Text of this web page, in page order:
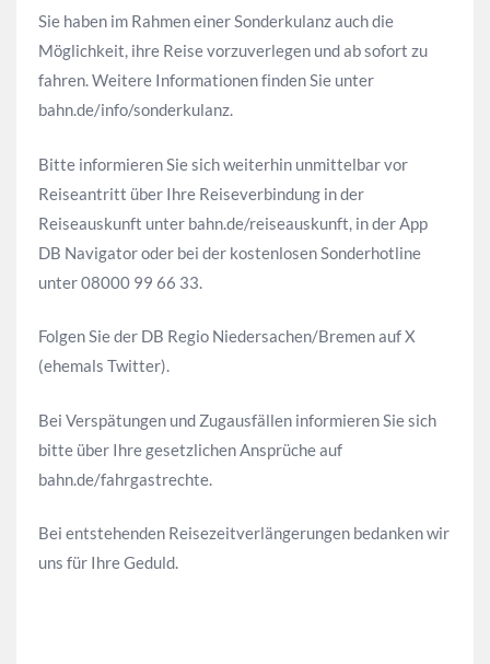
Sie haben im Rahmen einer Sonderkulanz auch die
Möglichkeit, ihre Reise vorzuverlegen und ab sofort zu
fahren. Weitere Informationen finden Sie unter
bahn.de/info/sonderkulanz.
Bitte informieren Sie sich weiterhin unmittelbar vor
Reiseantritt über Ihre Reiseverbindung in der
Reiseauskunft unter bahn.de/reiseauskunft, in der App
DB Navigator oder bei der kostenlosen Sonderhotline
unter 08000 99 66 33.
Folgen Sie der DB Regio Niedersachen/Bremen auf X
(ehemals Twitter).
Bei Verspätungen und Zugausfällen informieren Sie sich
bitte über Ihre gesetzlichen Ansprüche auf
bahn.de/fahrgastrechte.
Bei entstehenden Reisezeitverlängerungen bedanken wir
uns für Ihre Geduld.